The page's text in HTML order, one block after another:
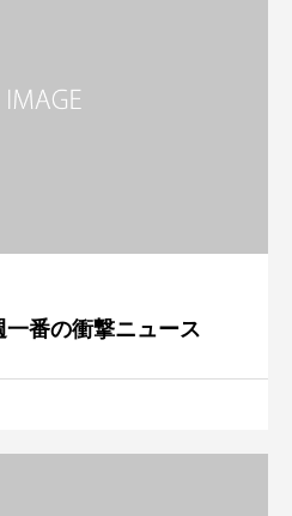
一番の衝撃ニュース